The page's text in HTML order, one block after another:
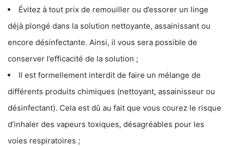
Évitez à tout prix de remouiller ou d’essorer un linge
déjà plongé dans la solution nettoyante, assainissant ou
encore désinfectante. Ainsi, il vous sera possible de
conserver l’efficacité de la solution ;
Il est formellement interdit de faire un mélange de
différents produits chimiques (nettoyant, assainisseur ou
désinfectant). Cela est dû au fait que vous courez le risque
d’inhaler des vapeurs toxiques, désagréables pour les
voies respiratoires ;